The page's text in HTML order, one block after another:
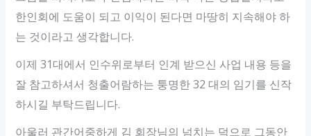
한인회에 도움이 되고 이익이 된다면 마땅히 지속해야 하
는 것이라고 생각합니다.
이제 31대에서 인수위로부터 인계 받으신 사업 내용 등을
잘 참고하셔서 청출어람하는 퉁명한 32 대의 임기를 신작
하시길 부탁드립니다.
아울러 관간어중하게 김 회장님의 넘치는 덕으로 그동안